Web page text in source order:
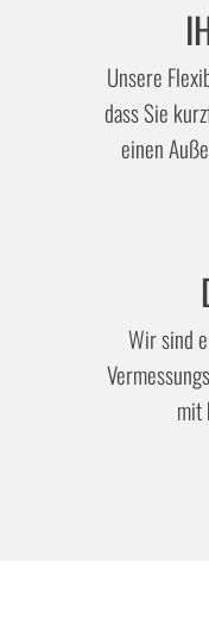
Unsere
dass Sie
einen
Wir sind
mit